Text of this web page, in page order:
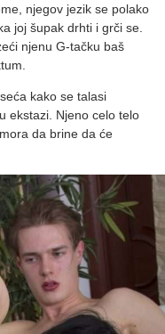
njegov jezik se polako
joj šupak drhti i grči se.
njenu G-tačku baš
kako se talasi
ekstazi. Njeno celo telo
da brine da će